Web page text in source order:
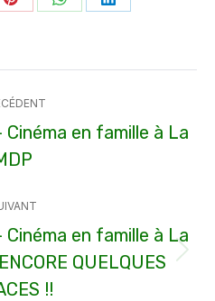
PartagerPartagerPartager
Article
précédent
Cinéma en famille à La
Article
suivant
Cinéma en famille à La
QUELQUES
!!